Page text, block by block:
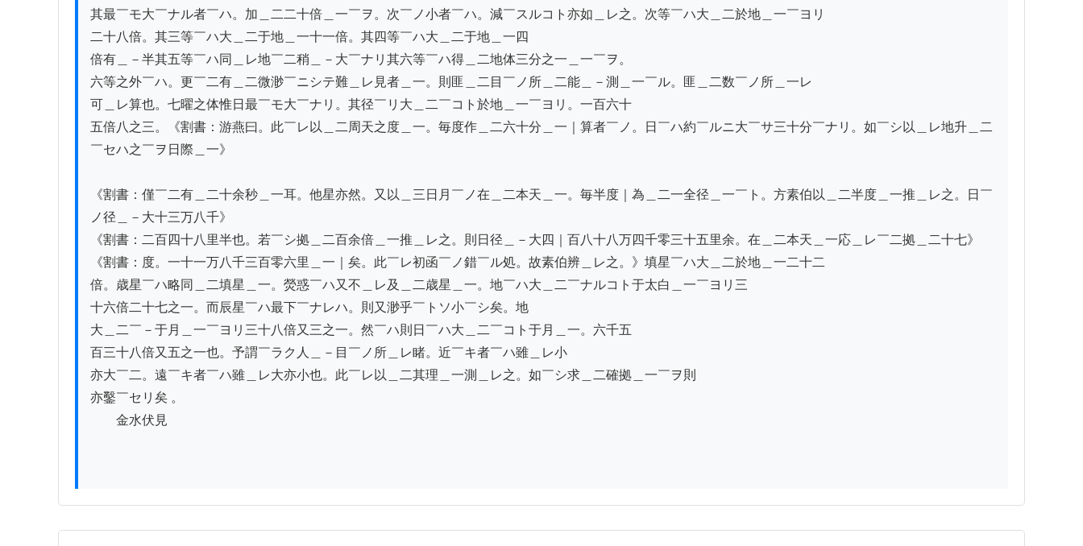
其最￣モ大￣ナル者￣ハ。加＿二二十倍＿一￣ヲ。次￣ノ小者￣ハ。減￣スルコト亦如＿レ之。次等￣ハ大＿二於地＿一￣ヨリ
二十八倍。其三等￣ハ大＿二于地＿一十一倍。其四等￣ハ大＿二于地＿一四
倍有＿－半其五等￣ハ同＿レ地￣二稍＿－大￣ナリ其六等￣ハ得＿二地体三分之一＿一￣ヲ。
六等之外￣ハ。更￣二有＿二微渺￣ニシテ難＿レ見者＿一。則匪＿二目￣ノ所＿二能＿－測＿一￣ル。匪＿二数￣ノ所＿一レ
可＿レ算也。七曜之体惟日最￣モ大￣ナリ。其径￣リ大＿二￣コト於地＿一￣ヨリ。一百六十
五倍八之三。《割書：游燕曰。此￣レ以＿二周天之度＿一。毎度作＿二六十分＿一｜算者￣ノ。日￣ハ約￣ルニ大￣サ三十分￣ナリ。如￣シ以＿レ地升＿二
￣セハ之￣ヲ日際＿一》
《割書：僅￣二有＿二十余秒＿一耳。他星亦然。又以＿三日月￣ノ在＿二本天＿一。毎半度｜為＿二一全径＿一￣ト。方素伯以＿二半度＿一推＿レ之。日￣
ノ径＿－大十三万八千》
《割書：二百四十八里半也。若￣シ拠＿二百余倍＿一推＿レ之。則日径＿－大四｜百八十八万四千零三十五里余。在＿二本天＿一応＿レ￣二拠＿二十七》
《割書：度。一十一万八千三百零六里＿一｜矣。此￣レ初函￣ノ錯￣ル処。故素伯辨＿レ之。》填星￣ハ大＿二於地＿一二十二
倍。歳星￣ハ略同＿二填星＿一。熒惑￣ハ又不＿レ及＿二歳星＿一。地￣ハ大＿二￣ナルコト于太白＿一￣ヨリ三
十六倍二十七之一。而辰星￣ハ最下￣ナレハ。則又渺乎￣トソ小￣シ矣。地
大＿二￣－于月＿一￣ヨリ三十八倍又三之一。然￣ハ則日￣ハ大＿二￣コト于月＿一。六千五
百三十八倍又五之一也。予謂￣ラク人＿－目￣ノ所＿レ睹。近￣キ者￣ハ雖＿レ小
亦大￣二。遠￣キ者￣ハ雖＿レ大亦小也。此￣レ以＿二其理＿一測＿レ之。如￣シ求＿二確拠＿一￣ヲ則
亦鑿￣セリ矣 。
金水伏見